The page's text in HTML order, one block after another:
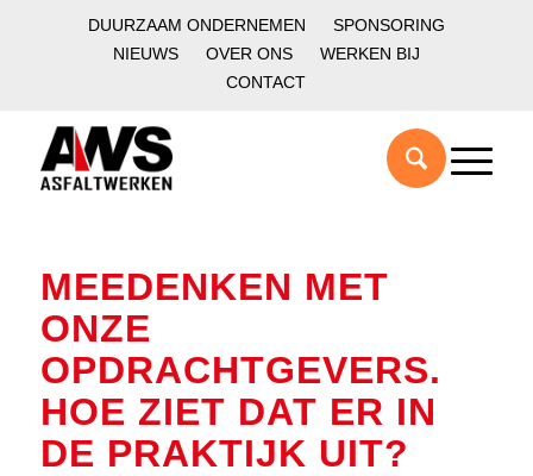
DUURZAAM ONDERNEMEN
SPONSORING
NIEUWS
OVER ONS
WERKEN BIJ
CONTACT
MEEDENKEN MET
ONZE
OPDRACHTGEVERS.
HOE ZIET DAT ER IN
DE PRAKTIJK UIT?